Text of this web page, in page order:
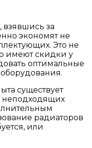
взявшись за
экономят не
Это не
имеют скидки у
оптимальные
существует
неподходящих
радиаторов
или